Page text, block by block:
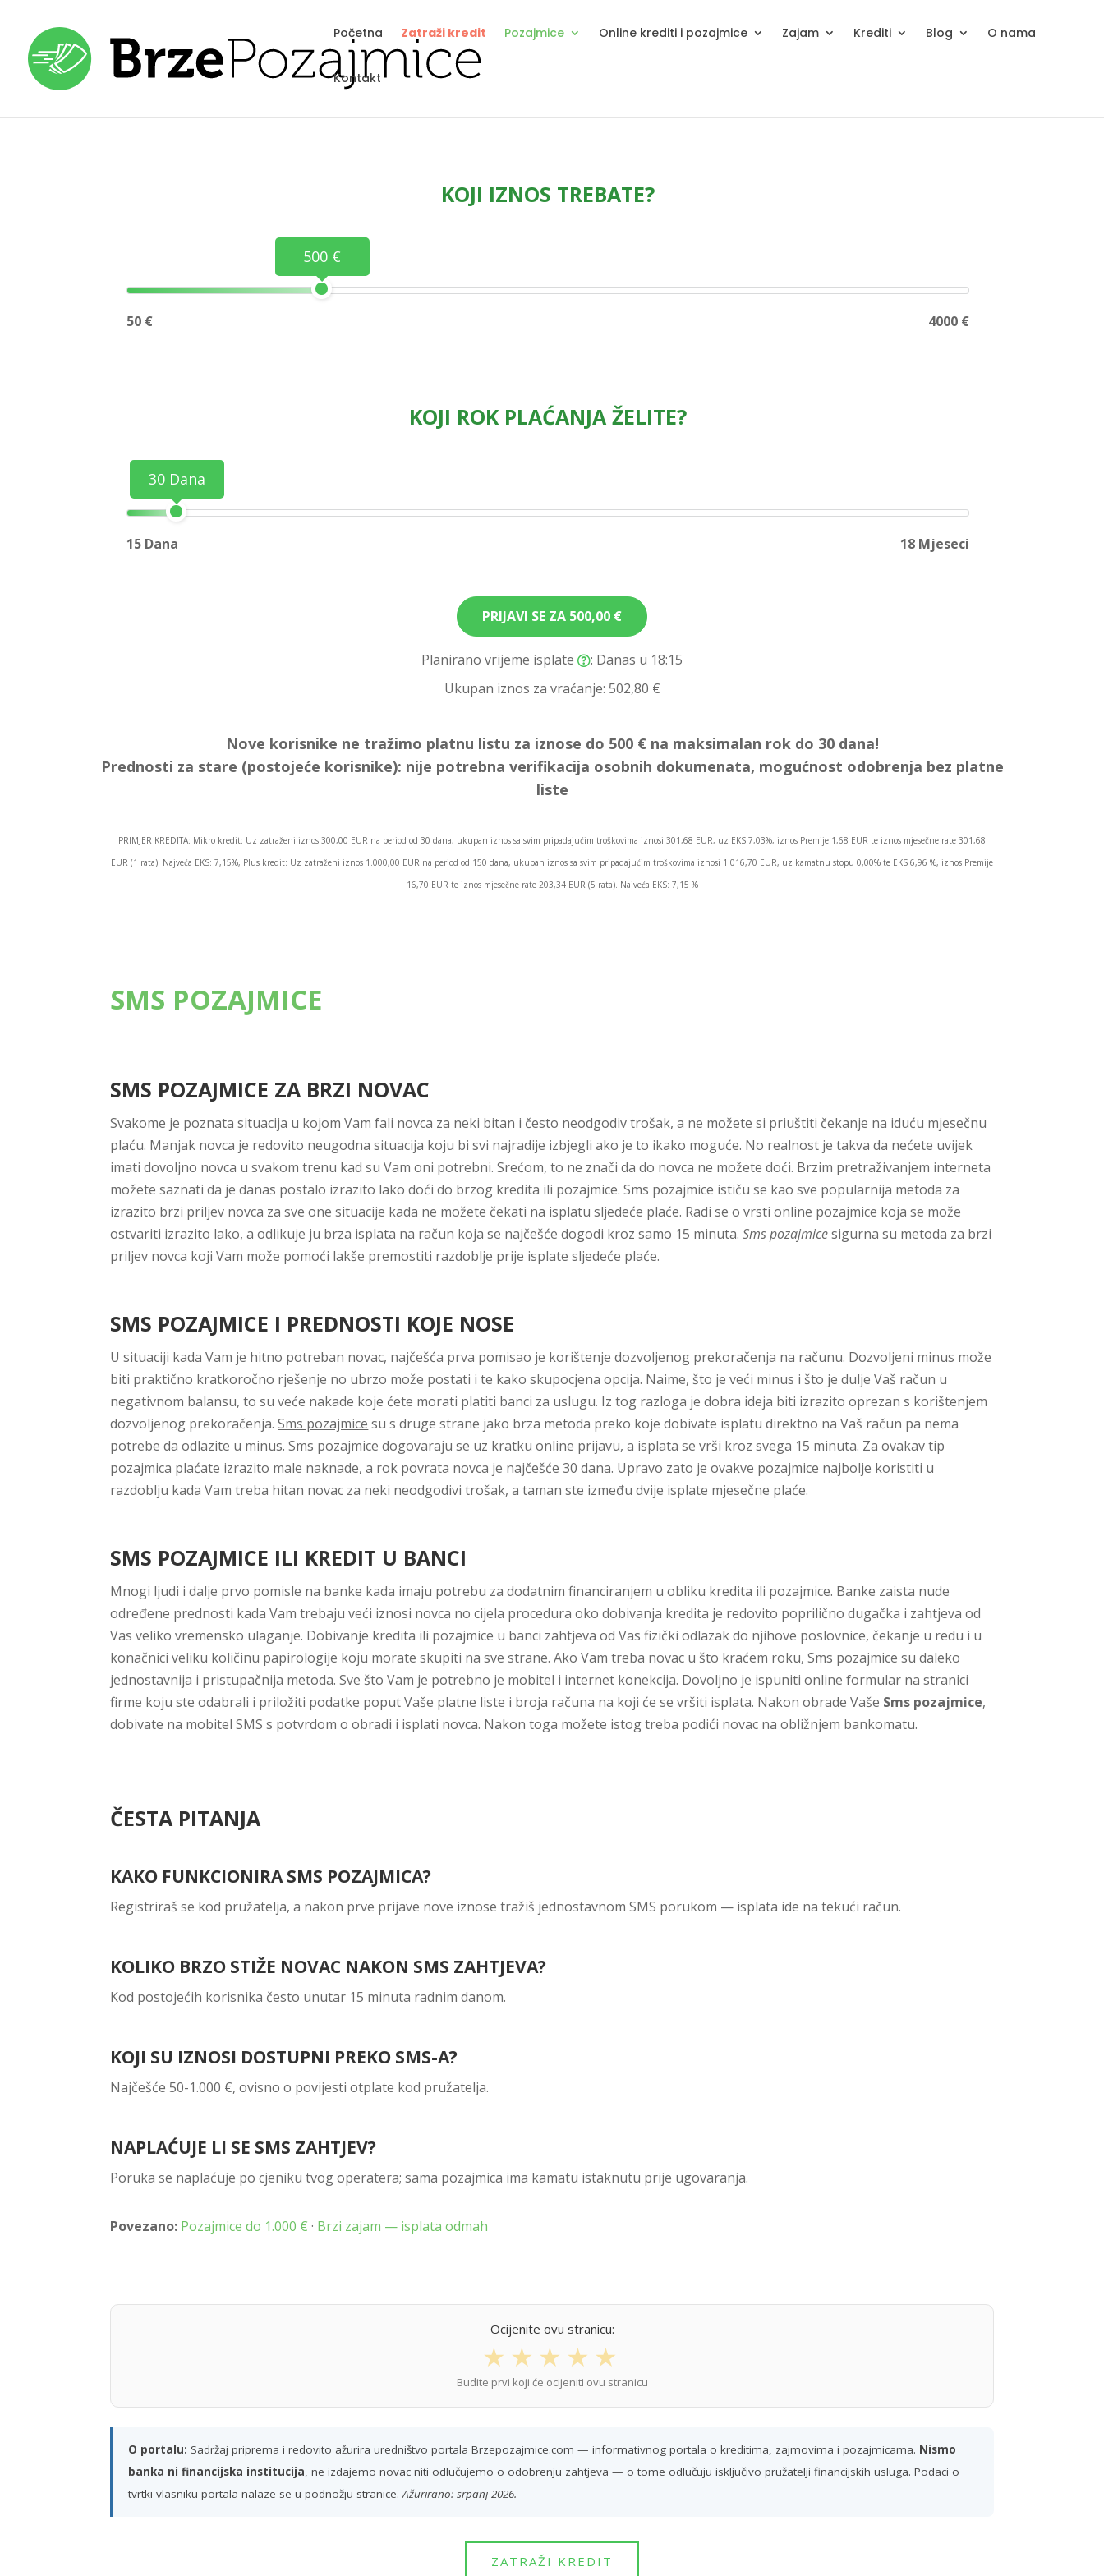
Početna Zatraži kredit Pozajmice Online krediti i pozajmice Zajam Krediti Blog O nama
Kontakt
KOJI IZNOS TREBATE?
500 €
50 € 4000 €
KOJI ROK PLAĆANJA ŽELITE?
30 Dana
15 Dana 18 Mjeseci
PRIJAVI SE ZA 500,00 €
Planirano vrijeme isplate
: Danas u 18:15
Ukupan iznos za vraćanje: 502,80 €
Nove korisnike ne tražimo platnu listu za iznose do 500 € na maksimalan rok do 30 dana!
Prednosti za stare (postojeće korisnike): nije potrebna verifikacija osobnih dokumenata, mogućnost odobrenja bez platne
liste
PRIMJER KREDITA: Mikro kredit: Uz zatraženi iznos 300,00 EUR na period od 30 dana, ukupan iznos sa svim pripadajućim troškovima iznosi 301,68 EUR, uz EKS 7,03%, iznos Premije 1,68 EUR te iznos mjesečne rate 301,68
EUR (1 rata). Najveća EKS: 7,15%, Plus kredit: Uz zatraženi iznos 1.000,00 EUR na period od 150 dana, ukupan iznos sa svim pripadajućim troškovima iznosi 1.016,70 EUR, uz kamatnu stopu 0,00% te EKS 6,96 %, iznos Premije
16,70 EUR te iznos mjesečne rate 203,34 EUR (5 rata). Najveća EKS: 7,15 %
SMS POZAJMICE
SMS POZAJMICE ZA BRZI NOVAC
Svakome je poznata situacija u kojom Vam fali novca za neki bitan i često neodgodiv trošak, a ne možete si priuštiti čekanje na iduću mjesečnu
plaću. Manjak novca je redovito neugodna situacija koju bi svi najradije izbjegli ako je to ikako moguće. No realnost je takva da nećete uvijek
imati dovoljno novca u svakom trenu kad su Vam oni potrebni. Srećom, to ne znači da do novca ne možete doći. Brzim pretraživanjem interneta
možete saznati da je danas postalo izrazito lako doći do brzog kredita ili pozajmice. Sms pozajmice ističu se kao sve popularnija metoda za
izrazito brzi priljev novca za sve one situacije kada ne možete čekati na isplatu sljedeće plaće. Radi se o vrsti online pozajmice koja se može
ostvariti izrazito lako, a odlikuje ju brza isplata na račun koja se najčešće dogodi kroz samo 15 minuta.Sms pozajmicesigurna su metoda za brzi
priljev novca koji Vam može pomoći lakše premostiti razdoblje prije isplate sljedeće plaće.
SMS POZAJMICE I PREDNOSTI KOJE NOSE
U situaciji kada Vam je hitno potreban novac, najčešća prva pomisao je korištenje dozvoljenog prekoračenja na računu. Dozvoljeni minus može
biti praktično kratkoročno rješenje no ubrzo može postati i te kako skupocjena opcija. Naime, što je veći minus i što je dulje Vaš račun u
negativnom balansu, to su veće nakade koje ćete morati platiti banci za uslugu. Iz tog razloga je dobra ideja biti izrazito oprezan s korištenjem
dozvoljenog prekoračenja.Sms pozajmice su s druge strane jako brza metoda preko koje dobivate isplatu direktno na Vaš račun pa nema
potrebe da odlazite u minus. Sms pozajmice dogovaraju se uz kratku online prijavu, a isplata se vrši kroz svega 15 minuta. Za ovakav tip
pozajmica plaćate izrazito male naknade, a rok povrata novca je najčešće 30 dana. Upravo zato je ovakve pozajmice najbolje koristiti u
razdoblju kada Vam treba hitan novac za neki neodgodivi trošak, a taman ste između dvije isplate mjesečne plaće.
SMS POZAJMICE ILI KREDIT U BANCI
Mnogi ljudi i dalje prvo pomisle na banke kada imaju potrebu za dodatnim financiranjem u obliku kredita ili pozajmice. Banke zaista nude
određene prednosti kada Vam trebaju veći iznosi novca no cijela procedura oko dobivanja kredita je redovito poprilično dugačka i zahtjeva od
Vas veliko vremensko ulaganje. Dobivanje kredita ili pozajmice u banci zahtjeva od Vas fizički odlazak do njihove poslovnice, čekanje u redu i u
konačnici veliku količinu papirologije koju morate skupiti na sve strane. Ako Vam treba novac u što kraćem roku, Sms pozajmice su daleko
jednostavnija i pristupačnija metoda. Sve što Vam je potrebno je mobitel i internet konekcija. Dovoljno je ispuniti online formular na stranici
firme koju ste odabrali i priložiti podatke poput Vaše platne liste i broja računa na koji će se vršiti isplata. Nakon obrade Vaše Sms pozajmice,
dobivate na mobitel SMS s potvrdom o obradi i isplati novca. Nakon toga možete istog treba podići novac na obližnjem bankomatu.
ČESTA PITANJA
KAKO FUNKCIONIRA SMS POZAJMICA?
Registriraš se kod pružatelja, a nakon prve prijave nove iznose tražiš jednostavnom SMS porukom — isplata ide na tekući račun.
KOLIKO BRZO STIŽE NOVAC NAKON SMS ZAHTJEVA?
Kod postojećih korisnika često unutar 15 minuta radnim danom.
KOJI SU IZNOSI DOSTUPNI PREKO SMS-A?
Najčešće 50-1.000 €, ovisno o povijesti otplate kod pružatelja.
NAPLAĆUJE LI SE SMS ZAHTJEV?
Poruka se naplaćuje po cjeniku tvog operatera; sama pozajmica ima kamatu istaknutu prije ugovaranja.
Povezano: Pozajmice do 1.000 € · Brzi zajam — isplata odmah
Ocijenite ovu stranicu:
★ ★ ★ ★ ★
Budite prvi koji će ocijeniti ovu stranicu
O portalu: Sadržaj priprema i redovito ažurira uredništvo portala Brzepozajmice.com — informativnog portala o kreditima, zajmovima i pozajmicama. Nismo
banka ni financijska institucija, ne izdajemo novac niti odlučujemo o odobrenju zahtjeva — o tome odlučuju isključivo pružatelji financijskih usluga. Podaci o
tvrtki vlasniku portala nalaze se u podnožju stranice.Ažurirano: srpanj 2026.
ZATRAŽI KREDIT